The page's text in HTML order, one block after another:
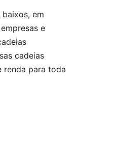
em
e
cadeias
renda para toda